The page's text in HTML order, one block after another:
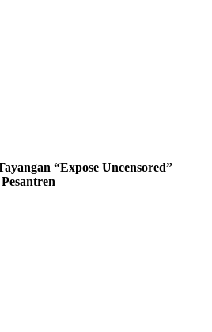
“Expose Uncensored”